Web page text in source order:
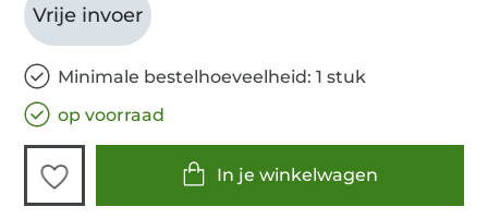
Vrije invoer
Minimale bestelhoeveelheid: 1 stuk
op voorraad
In je winkelwagen